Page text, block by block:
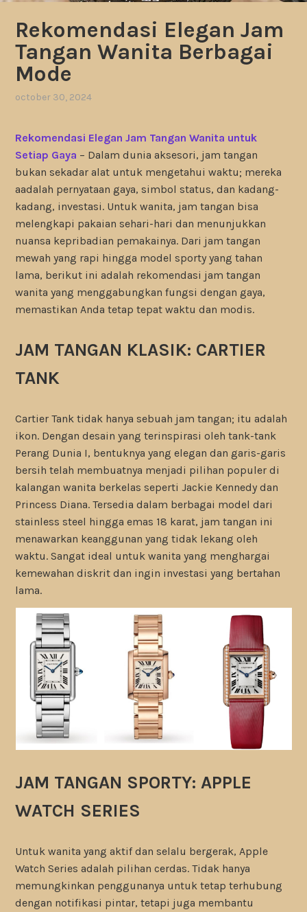
Rekomendasi Elegan Jam
Tangan Wanita Berbagai
Mode
october 30, 2024
Rekomendasi Elegan Jam Tangan Wanita untuk
Setiap Gaya – Dalam dunia aksesori, jam tangan
bukan sekadar alat untuk mengetahui waktu; mereka
aadalah pernyataan gaya, simbol status, dan kadang-
kadang, investasi. Untuk wanita, jam tangan bisa
melengkapi pakaian sehari-hari dan menunjukkan
nuansa kepribadian pemakainya. Dari jam tangan
mewah yang rapi hingga model sporty yang tahan
lama, berikut ini adalah rekomendasi jam tangan
wanita yang menggabungkan fungsi dengan gaya,
memastikan Anda tetap tepat waktu dan modis.
JAM TANGAN KLASIK: CARTIER
TANK
Cartier Tank tidak hanya sebuah jam tangan; itu adalah
ikon. Dengan desain yang terinspirasi oleh tank-tank
Perang Dunia I, bentuknya yang elegan dan garis-garis
bersih telah membuatnya menjadi pilihan populer di
kalangan wanita berkelas seperti Jackie Kennedy dan
Princess Diana. Tersedia dalam berbagai model dari
stainless steel hingga emas 18 karat, jam tangan ini
menawarkan keanggunan yang tidak lekang oleh
waktu. Sangat ideal untuk wanita yang menghargai
kemewahan diskrit dan ingin investasi yang bertahan
lama.
JAM TANGAN SPORTY: APPLE
WATCH SERIES
Untuk wanita yang aktif dan selalu bergerak, Apple
Watch Series adalah pilihan cerdas. Tidak hanya
memungkinkan penggunanya untuk tetap terhubung
dengan notifikasi pintar, tetapi juga membantu